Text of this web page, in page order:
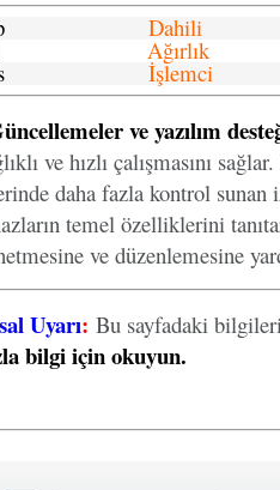
Dahili
Ağırlık
İşlemci
ve yazılım
ve hızlı çalışmasını
daha fazla kontrol
temel özelliklerini
ve düzenlemesine
Uyarı: Bu sayfadaki
bilgi için okuyun.